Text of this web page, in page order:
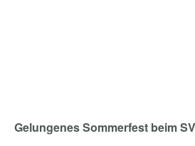
Gelungenes Sommerfest beim